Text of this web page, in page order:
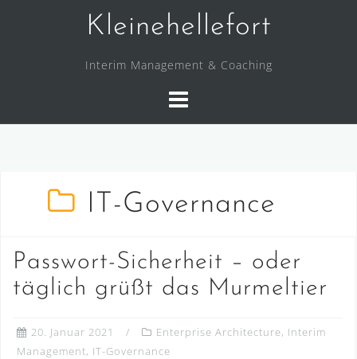
Kleinehellefort
Interim Management & Coaching
IT-Governance
Passwort-Sicherheit – oder
täglich grüßt das Murmeltier
20. Januar 2021 Enterprise Architecture, Interim
Management, IT-Governance